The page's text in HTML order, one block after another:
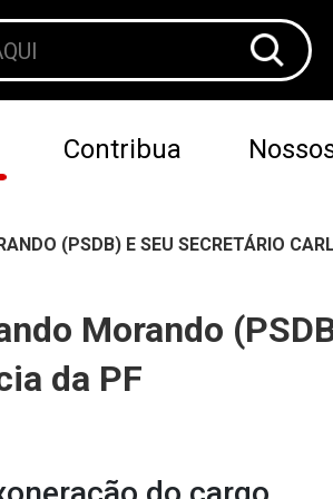
Contribua
(PSDB) E SEU SECRETÁRIO
Morando
da PF